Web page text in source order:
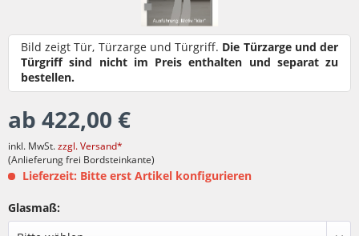
Bild zeigt Tür, Türzarge und Türgriff. Die Türzarge und der
Türgriff sind nicht im Preis enthalten und separat zu
bestellen.
ab 422,00 €
inkl. MwSt.zzgl. Versand*
(Anlieferung frei Bordsteinkante)
Lieferzeit: Bitte erst Artikel konfigurieren
Glasmaß: